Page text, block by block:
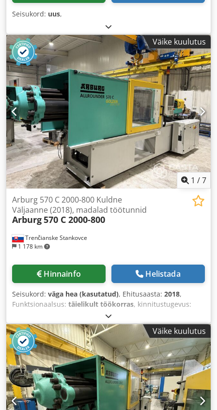
Seisukord: uus,
Väike kuulutus
1 /7
Trenčianske Stankovce
1 178 km
Arburg 570 C 2000-800 Kuldne
Väljaanne (2018), madalad töötunnid
Arburg570 C 2000-800
Hinnainfo Helistada
Seisukord: väga hea (kasutatud), Ehitusaasta: 2018,
Funktsionaalsus: täielikult töökorras, kinnitustugevus:
dokumentatsioon / käsiraamat
Väike kuulutus